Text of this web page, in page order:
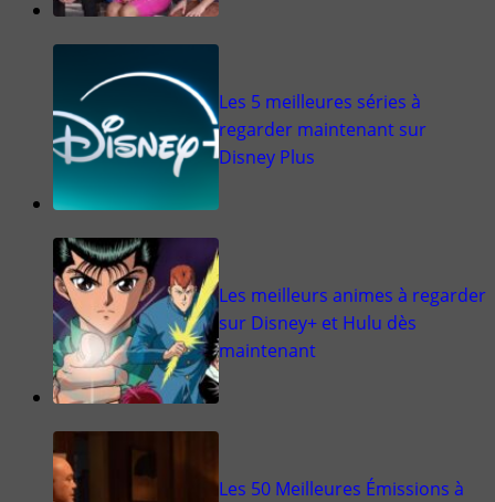
Les 5 meilleures séries à
regarder maintenant sur
Disney Plus
Les meilleurs animes à regarder
sur Disney+ et Hulu dès
maintenant
Les 50 Meilleures Émissions à